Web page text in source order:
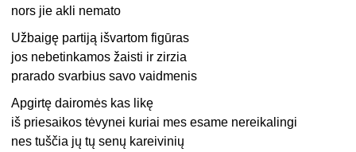
nors jie akli nemato
Užbaigę partiją išvartom figūras
jos nebetinkamos žaisti ir zirzia
prarado svarbius savo vaidmenis
Apgirtę dairomės kas likę
iš priesaikos tėvynei kuriai mes esame nereikalingi
nes tuščia jų tų senų kareivinių